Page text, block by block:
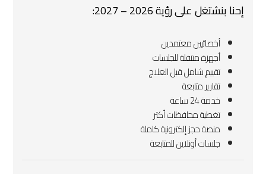
إحنا بنشتغل على رؤية 2026 – 2027:
أخصائيين معتمدين
أجهزة متنقلة للجلسات
تقييم شامل قبل العلاج
تقارير متابعة
خدمة 24 ساعة
تغطية محافظات أكتر
منصة حجز إلكترونية كاملة
جلسات أونلاين للمتابعة